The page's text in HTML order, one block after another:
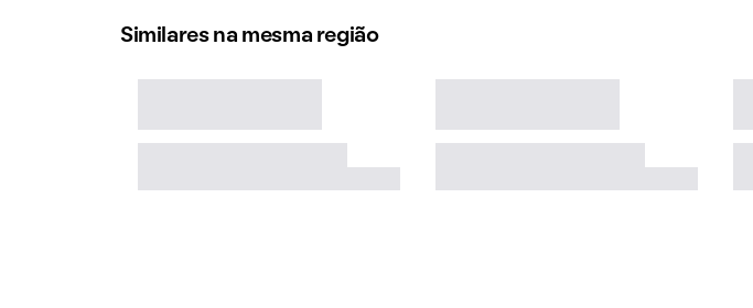
Similares na mesma região